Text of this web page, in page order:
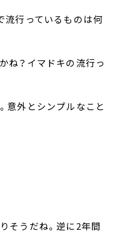
流行っているものは何
ね？イマドキの流行っ
意外とシンプルなこと
そうだね。逆に2年間